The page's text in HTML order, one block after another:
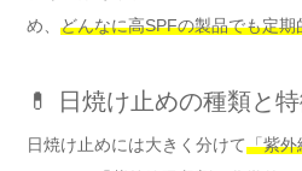
め、 どんなに高SPFの製品でも定
💊 日焼け止めの種類と
日焼け止めには大きく分けて「紫外